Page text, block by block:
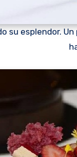
su esplendor.